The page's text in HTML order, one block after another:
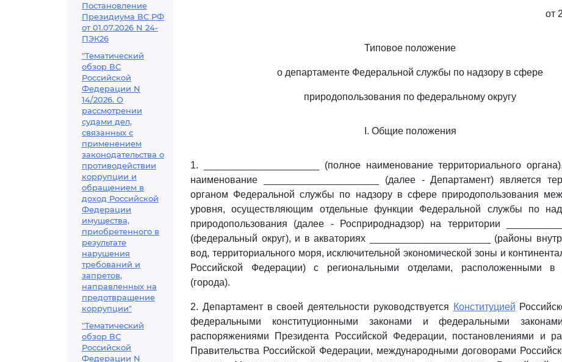
Постановление
Президиума ВС РФ
от 01.07.2026 N 24-
ПЭК26
"Тематический
обзор ВС
Российской
Федерации N
14/2026. О
рассмотрении
судами дел,
связанных с
применением
законодательства о
противодействии
коррупции и
обращением в
доход Российской
Федерации
имущества,
приобретенного в
результате
нарушения
требований и
запретов,
направленных на
предотвращение
коррупции"
"Тематический
обзор ВС
Российской
Федерации N
от
Типовое положение
о департаменте Федеральной службы по надзору в сфере
природопользования по федеральному округу
I. Общие положения
1. _____________________ (полное наименование территориального
наименование _____________________ (далее - Департамент) является
органом Федеральной службы по надзору в сфере природопользования
уровня, осуществляющим отдельные функции Федеральной службы по
природопользования (далее - Росприроднадзор) на территории
(федеральный округ), и в акваториях ______________________ (районы
вод, территориального моря, исключительной экономической зоны и
Российской Федерации) с региональными отделами, расположенными в
(города).
2. Департамент в своей деятельности руководствуется Конституцией
федеральными конституционными законами и федеральными
распоряжениями Президента Российской Федерации, постановлениями и
Правительства Российской Федерации, международными договорами